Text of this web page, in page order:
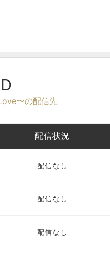
〜の配信先
配信状況
配信なし
配信なし
配信なし